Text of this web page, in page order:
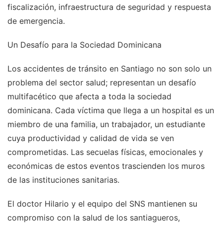
fiscalización, infraestructura de seguridad y respuesta
de emergencia.
Un Desafío para la Sociedad Dominicana
Los accidentes de tránsito en Santiago no son solo un
problema del sector salud; representan un desafío
multifacético que afecta a toda la sociedad
dominicana. Cada víctima que llega a un hospital es un
miembro de una familia, un trabajador, un estudiante
cuya productividad y calidad de vida se ven
comprometidas. Las secuelas físicas, emocionales y
económicas de estos eventos trascienden los muros
de las instituciones sanitarias.
El doctor Hilario y el equipo del SNS mantienen su
compromiso con la salud de los santiagueros,